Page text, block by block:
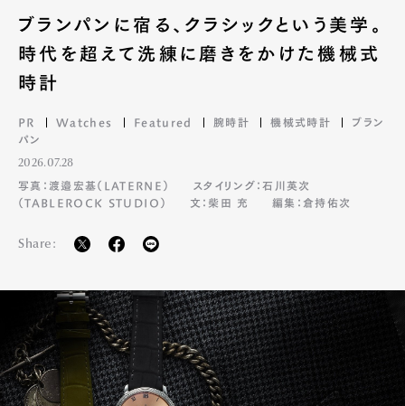
ブランパンに宿る、クラシックという美学。
時代を超えて洗練に磨きをかけた機械式
時計
PR Watches Featured 腕時計 機械式時計
ブラン
パン
2026.07.28
写真：渡邉宏基（LATERNE）
スタイリング：石川英次
（TABLEROCK STUDIO）
文：柴田 充 編集：倉持佑次
Share: